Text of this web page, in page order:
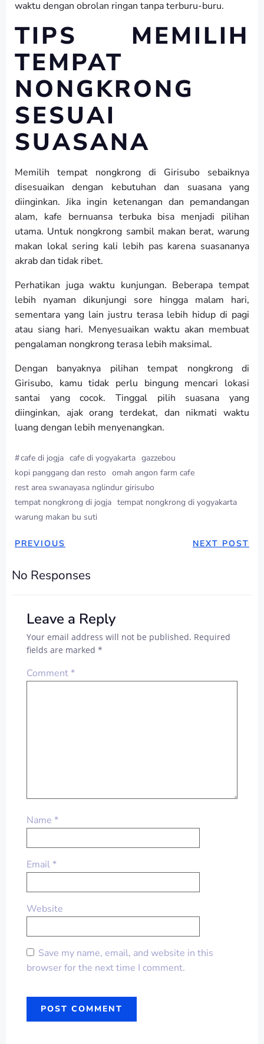
waktu dengan obrolan ringan tanpa terburu-buru.
TIPS MEMILIH
TEMPAT
NONGKRONG
SESUAI
SUASANA
Memilih tempat nongkrong di Girisubo sebaiknya
disesuaikan dengan kebutuhan dan suasana yang
diinginkan. Jika ingin ketenangan dan pemandangan
alam, kafe bernuansa terbuka bisa menjadi pilihan
utama. Untuk nongkrong sambil makan berat, warung
makan lokal sering kali lebih pas karena suasananya
akrab dan tidak ribet.
Perhatikan juga waktu kunjungan. Beberapa tempat
lebih nyaman dikunjungi sore hingga malam hari,
sementara yang lain justru terasa lebih hidup di pagi
atau siang hari. Menyesuaikan waktu akan membuat
pengalaman nongkrong terasa lebih maksimal.
Dengan banyaknya pilihan tempat nongkrong di
Girisubo, kamu tidak perlu bingung mencari lokasi
santai yang cocok. Tinggal pilih suasana yang
diinginkan, ajak orang terdekat, dan nikmati waktu
luang dengan lebih menyenangkan.
#cafe di jogja cafe di yogyakarta gazzebou
kopi panggang dan resto omah angon farm cafe
rest area swanayasa nglindur girisubo
tempat nongkrong di jogja tempat nongkrong di yogyakarta
warung makan bu suti
POST
NAVIGATION
PREVIOUS
POSTNEXT POST
No Responses
Leave a Reply
Your email address will not be published. Required
fields are marked *
Comment*
Name *
Email*
Website
Save my name, email, and website in this
browser for the next time I comment.